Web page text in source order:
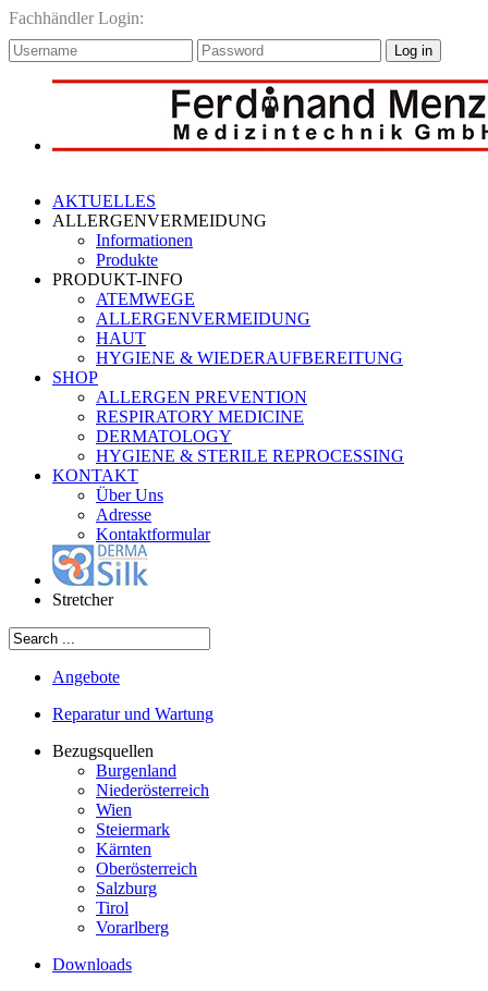
Fachhändler Login:
Log in
AKTUELLES
ALLERGENVERMEIDUNG
Informationen
Produkte
PRODUKT-INFO
ATEMWEGE
ALLERGENVERMEIDUNG
HAUT
HYGIENE & WIEDERAUFBEREITUNG
SHOP
ALLERGEN PREVENTION
RESPIRATORY MEDICINE
DERMATOLOGY
HYGIENE & STERILE REPROCESSING
KONTAKT
Über Uns
Adresse
Kontaktformular
Stretcher
Angebote
Reparatur und Wartung
Bezugsquellen
Burgenland
Niederösterreich
Wien
Steiermark
Kärnten
Oberösterreich
Salzburg
Tirol
Vorarlberg
Downloads